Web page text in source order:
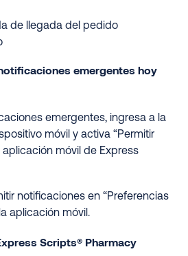
de llegada del pedido
emergentes hoy
emergentes, ingresa a la
móvil y activa “Permitir
móvil de Express
notificaciones en “Preferencias
aplicación móvil.
Scripts® Pharmacy